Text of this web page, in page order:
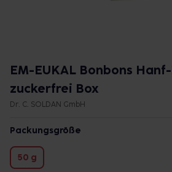
EM-EUKAL Bonbons
zuckerfrei Box
Dr. C. SOLDAN GmbH
Packungsgröße
50 g